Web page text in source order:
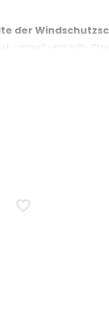
und -
und verchromte
der
und hilft,
trockenen Tuch
wie
arbeitet
der Reinigung
für